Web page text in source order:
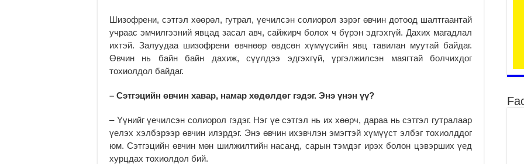
Шизофрени, сэтгэл хөөрөл, гутрал, үечилсэн солиорол зэрэг өвчин дотоод шалтгаантай
учраас эмчилгээний явцад засал авч, сайжирч болох ч бүрэн эдгэхгүй. Дахих магадлал
ихтэй. Залуудаа шизофрени өвчнөөр өвдсөн хүмүүсийн явц тавилан муутай байдаг.
Өвчин нь байн байн дахиж, сүүлдээ эдгэхгүй, үргэлжилсэн маягтай болчихдог
тохиолдол байдаг.
– Сэтгэцийн өвчин хавар, намар хөдөлдөг гэдэг. Энэ үнэн үү?
– Yүнийг үечилсэн солиорол гэдэг. Нэг үе сэтгэл нь их хөөрч, дараа нь сэтгэл гутралаар
үелэх хэлбэрээр өвчин илэрдэг. Энэ өвчин ихэвчлэн эмэгтэй хүмүүст элбэг тохиолддог
юм. Сэтгэцийн өвчин мөн шилжилтийн насанд, сарын тэмдэг ирэх болон цэвэрших үед
хурцдах тохиолдол бий.